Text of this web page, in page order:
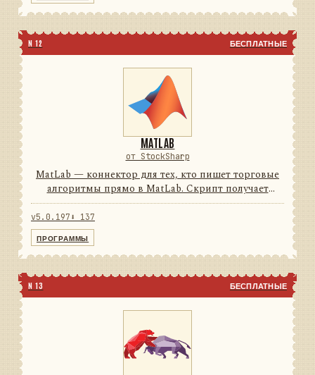
N 12 БЕСПЛАТНЫЕ
MATLAB
от StockSharp
MatLab — коннектор для тех, кто пишет торговые
алгоритмы прямо в MatLab. Скрипт получает
рыночные данные в реальном времени и
отправляет заявки, не выходя из привычной среды.
74подключений0строк на ...
v5.0.197 ⬇ 137
ПРОГРАММЫ
N 13 БЕСПЛАТНЫЕ